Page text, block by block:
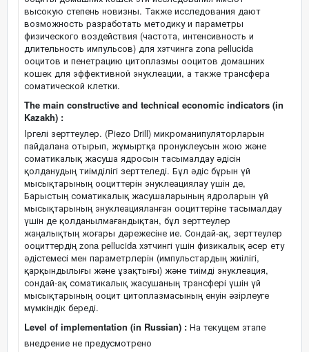
высокую степень новизны. Также исследования дают
возможность разработать методику и параметры
физического воздействия (частота, интенсивность и
длительность импульсов) для хэтчинга zona pellucida
ооцитов и пенетрацию цитоплазмы ооцитов домашних
кошек для эффективной энуклеации, а также трансфера
соматической клетки.
The main constructive and technical economic indicators (in
Kazakh) :
Iргелі зерттеулер. (Piezo Drill) микроманипуляторларын
пайдалана отырып, жұмыртқа пронуклеусын жою және
соматикалық жасуша ядросын тасымалдау әдісін
қолданудың тиімділігі зерттеледі. Бұл әдіс бұрын үй
мысықтарының ооциттерін энуклеациялау үшін де,
Барыстың соматикалық жасушаларының ядроларын үй
мысықтарының энуклеацияланған ооциттеріне тасымалдау
үшін де қолданылмағандықтан, бұл зерттеулер
жаңалықтың жоғары дәрежесіне ие. Сондай-ақ, зерттеулер
ооциттердің zona pellucida хэтчингі үшін физикалық әсер ету
әдістемесі мен параметрлерін (импульстардың жиілігі,
қарқындылығы және ұзақтығы) және тиімді энуклеация,
сондай-ақ соматикалық жасушаның трансфері үшін үй
мысықтарының ооцит цитоплазмасының енуін әзірлеуге
мүмкіндік береді.
Level of implementation (in Russian) : На текущем этапе
внедрение не предусмотрено